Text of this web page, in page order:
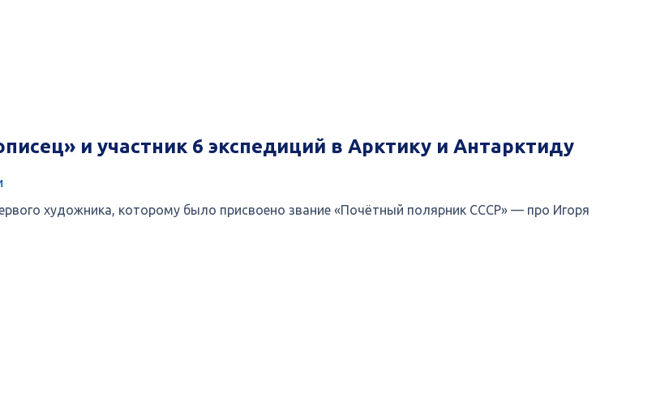
и участник 6 экспедиций в Арктику и Антарктиду
художника, которому было присвоено звание «Почётный полярник СССР» — про Игоря